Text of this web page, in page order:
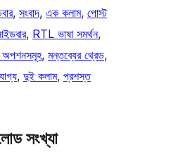
, সংবাদ, এক কলাম, পোস্ট
, RTL ভাষা সমর্থন
অপশনসমূহ, মন্তব্যের থ্রেড
, দুই কলাম, প্রশস্ত
সংখ্যা